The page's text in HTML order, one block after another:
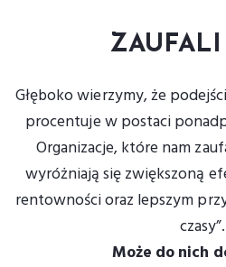
Głęboko wierzymy, że
procentuje w postaci
Organizacje, które nam
wyróżniają się zwiększoną
rentowności oraz lepszym
czasy”.
Może do nich